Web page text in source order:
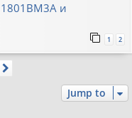
1801ВМ3А и
1 2
Jump to